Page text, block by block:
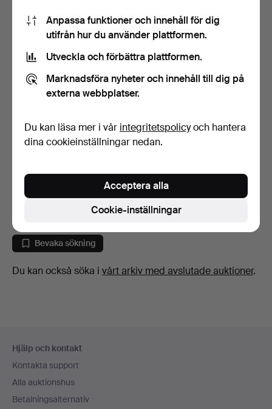
1800-1900-tal, nysilver …
Värdering
Bevaka sökning
Du kan också söka i vårt arkiv med avslutade auktioner.
Hjälp och kontakt
Kontakta support
Alla auktionshus
Betalningsalternativ
Anpassa funktioner och innehåll för dig
utifrån hur du använder plattformen.
Utveckla och förbättra plattformen.
Marknadsföra nyheter och innehåll till dig på
externa webbplatser.
Du kan läsa mer i vår integritetspolicyoch hantera
dina cookieinställningar nedan.
Cookie-inställningar
Acceptera alla